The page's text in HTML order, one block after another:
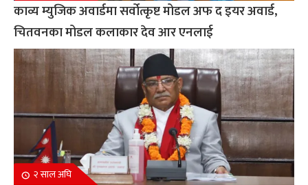
काव्य म्युजिक अवार्डमा सर्वोत्कृष्ट मोडल अफ द इयर अवार्ड,
चितवनका मोडल कलाकार देव आर एनलाई
२ साल अघि